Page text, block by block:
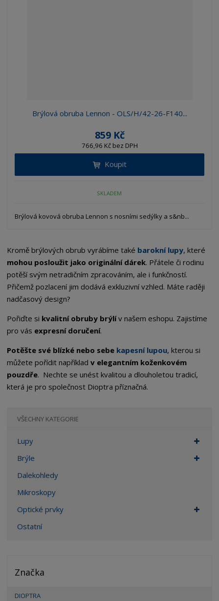
Brýlová obruba Lennon - OLS/H/42-26-F140...
859 Kč
766,96 Kč bez DPH
Koupit
SKLADEM
Brýlová kovová obruba Lennon s nosními sedýlky a s&nb...
Kromě brýlových obrub vyrábíme také barokní lupy, které
mohou posloužit jako originální dárek. Přátele či rodinu
potěší svým netradičním zpracováním, ale i funkčností.
Přičemž pozlacení jim dodává exkluzivní vzhled. Máte raději
nadčasový design?
Pořiďte si kvalitní obruby brýlív našem eshopu. Zajistíme
pro vás expresní doručení.
Potěšte své blízké nebo sebe kapesní lupou, kterou si
můžete pořídit napříkladv elegantním koženkovém
pouzdře. Nechte se unést kvalitou a dlouholetou tradicí,
která je pro společnost Dioptra příznačná.
VŠECHNY KATEGORIE
Lupy
Brýle
Dalekohledy
Mikroskopy
Optické prvky
Ostatní
Značka
DIOPTRA